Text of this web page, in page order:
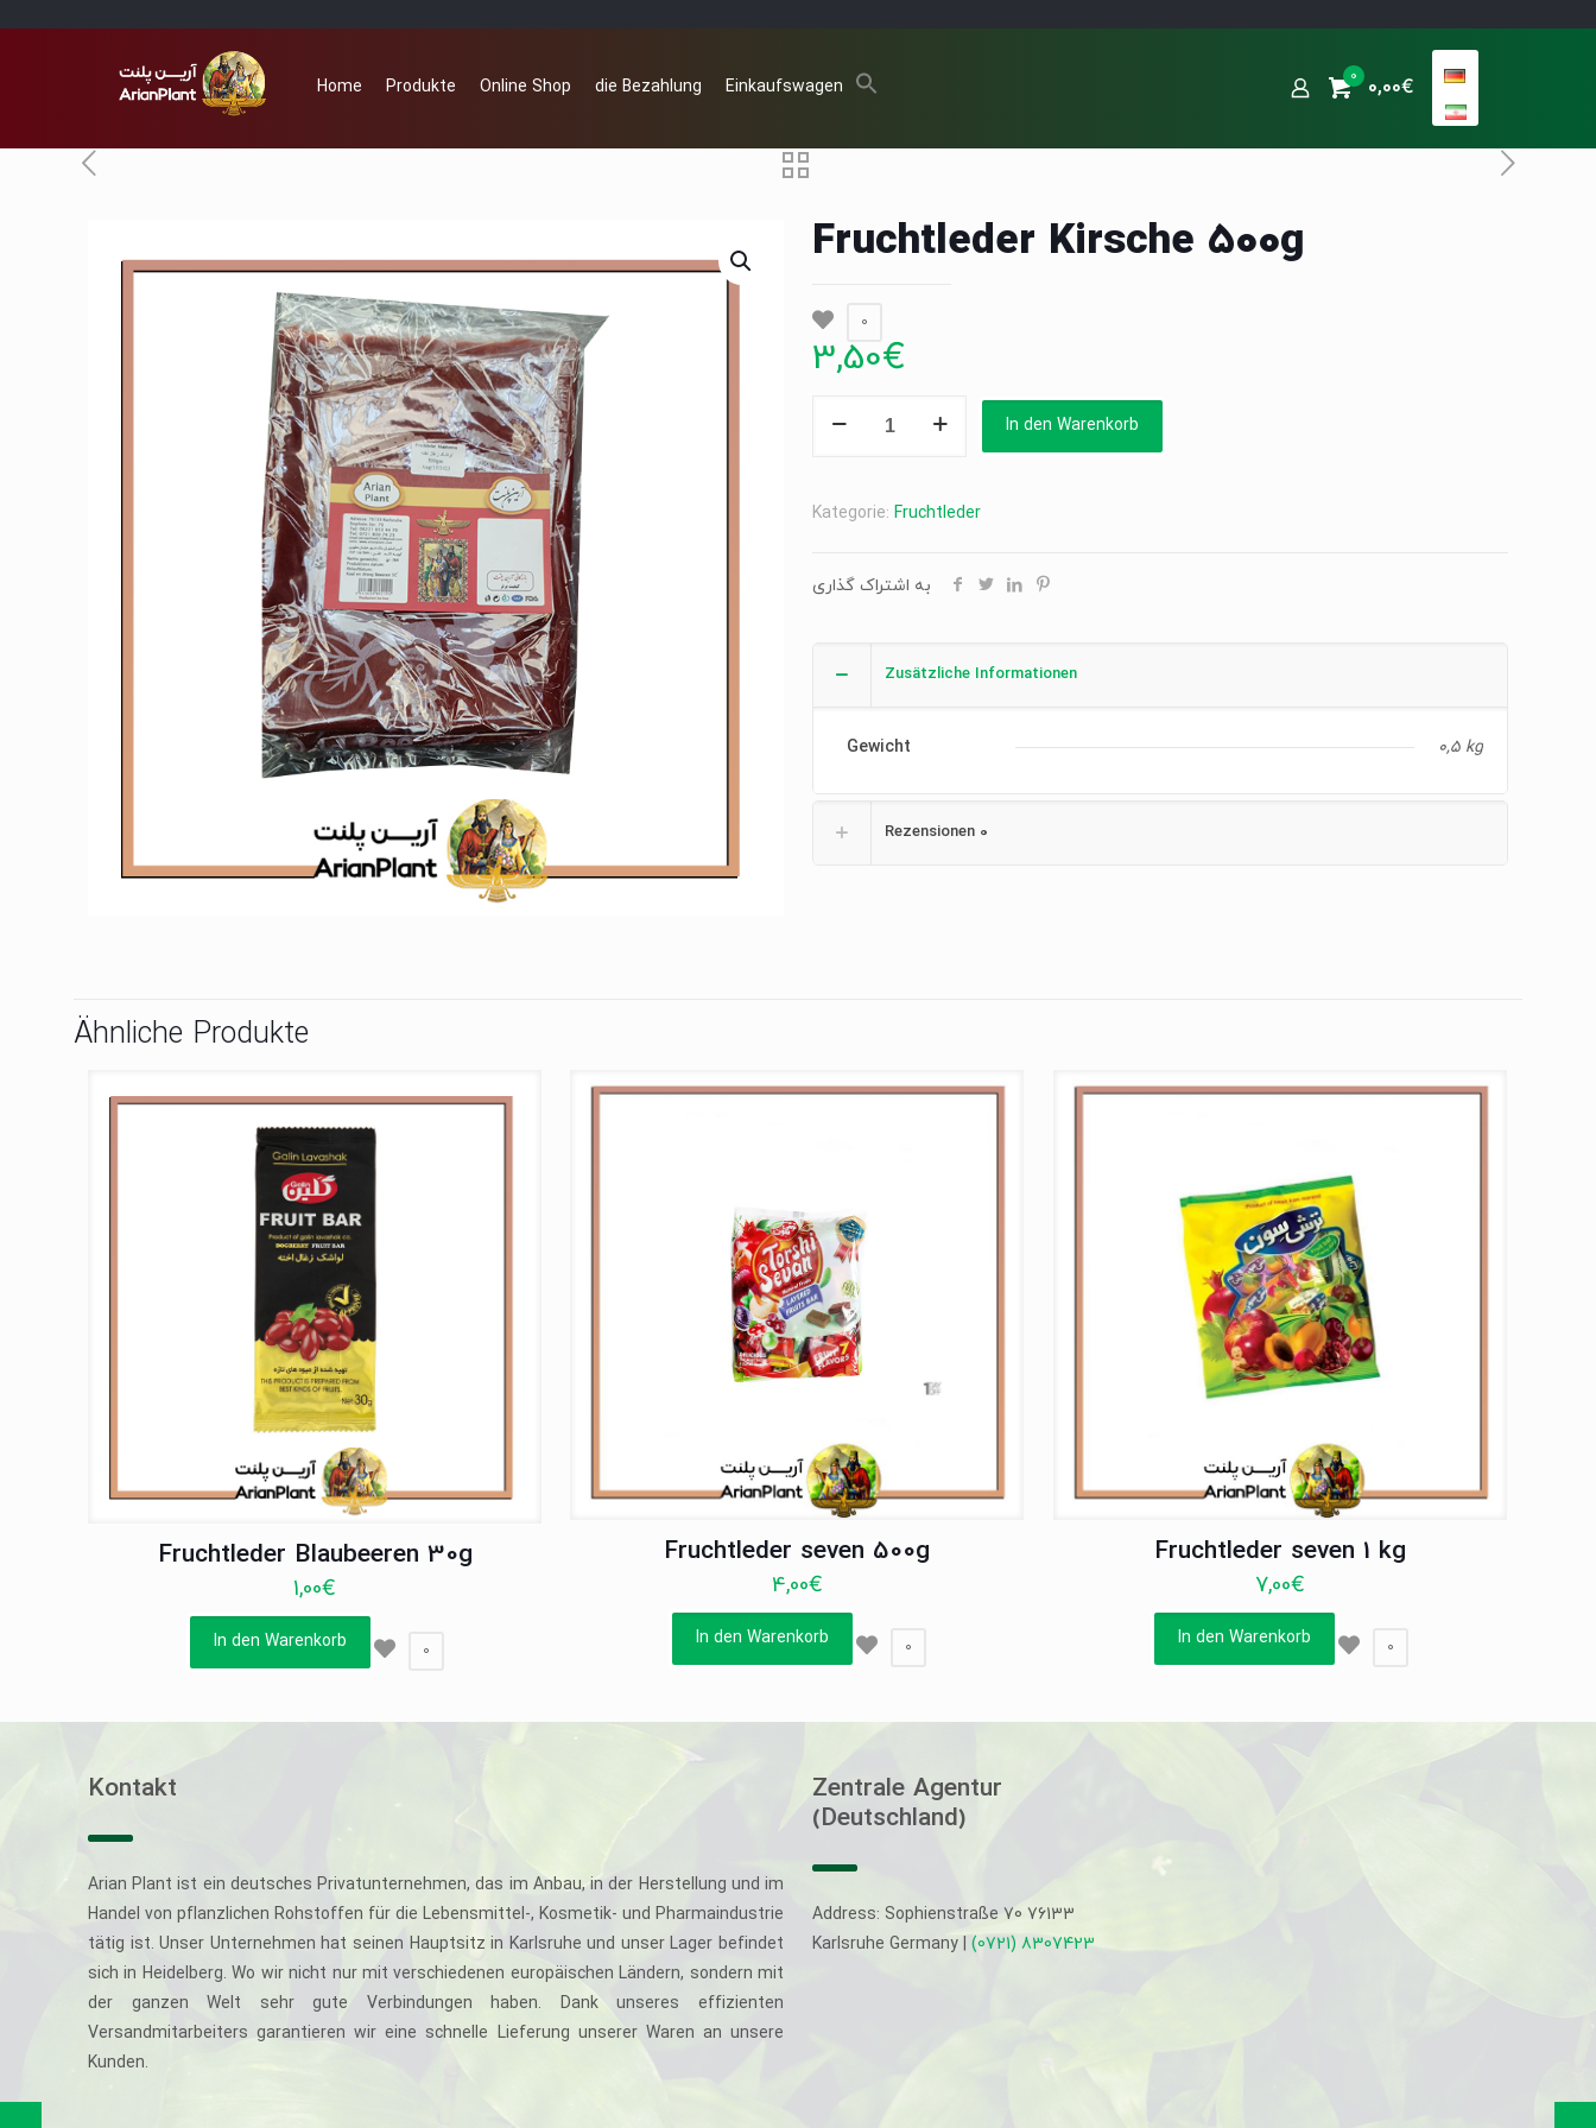
Home Produkte Online Shop die Bezahlung Einkaufswagen 0 0,00€
Fruchtleder Kirsche 500g
0
3,50€
In den Warenkorb
Kategorie: Fruchtleder
به اشتراک گذاری
Zusätzliche Informationen
Gewicht 0,5 kg
Rezensionen 0
Ähnliche Produkte
Fruchtleder Blaubeeren 30g
1,00€
In den Warenkorb 0
Fruchtleder seven 500g
4,00€
In den Warenkorb 0
Fruchtleder seven 1 kg
7,00€
In den Warenkorb 0
Kontakt
Arian Plant ist ein deutsches Privatunternehmen, das im Anbau, in der Herstellung und im
Handel von pflanzlichen Rohstoffen für die Lebensmittel-, Kosmetik- und Pharmaindustrie
tätig ist. Unser Unternehmen hat seinen Hauptsitz in Karlsruhe und unser Lager befindet
sich in Heidelberg. Wo wir nicht nur mit verschiedenen europäischen Ländern, sondern mit
der ganzen Welt sehr gute Verbindungen haben. Dank unseres effizienten
Versandmitarbeiters garantieren wir eine schnelle Lieferung unserer Waren an unsere
Kunden.
Zentrale Agentur
(Deutschland)
Address: Sophienstraße 70 76133
Karlsruhe Germany | (0721) 8307423